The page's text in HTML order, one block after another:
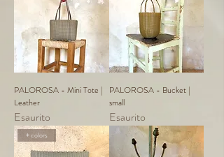
PALOROSA - Mini Tote |
Leather
Esaurito
PALOROSA - Bucket |
small
Esaurito
+ colors